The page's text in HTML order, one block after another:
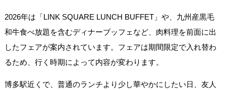
2026年は「LINK SQUARE LUNCH BUFFET」や、九州産黒毛
和牛食べ放題を含むディナーブッフェなど、肉料理を前面に出
したフェアが案内されています。フェアは期間限定で入れ替わ
るため、行く時期によって内容が変わります。
博多駅近くで、普通のランチより少し華やかにしたい日、友人